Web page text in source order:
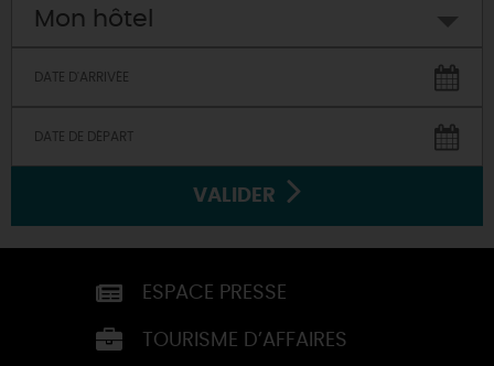
Mon hôtel
VALIDER
ESPACE PRESSE
TOURISME D’AFFAIRES